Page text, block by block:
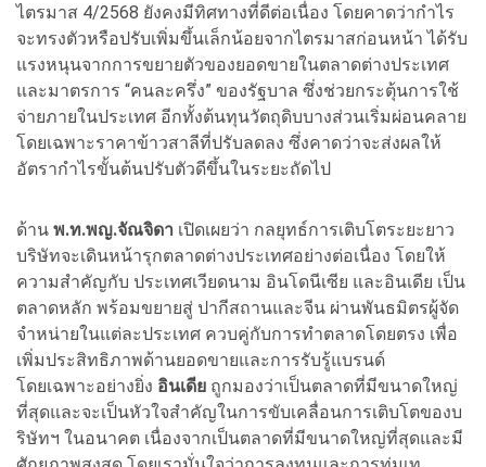
ไตรมาส 4/2568 ยังคงมีทิศทางที่ดีต่อเนื่อง โดยคาดว่ากำไร
จะทรงตัวหรือปรับเพิ่มขึ้นเล็กน้อยจากไตรมาสก่อนหน้า ได้รับ
แรงหนุนจากการขยายตัวของยอดขายในตลาดต่างประเทศ
และมาตรการ “คนละครึ่ง” ของรัฐบาล ซึ่งช่วยกระตุ้นการใช้
จ่ายภายในประเทศ อีกทั้งต้นทุนวัตถุดิบบางส่วนเริ่มผ่อนคลาย
โดยเฉพาะราคาข้าวสาลีที่ปรับลดลง ซึ่งคาดว่าจะส่งผลให้
อัตรากำไรขั้นต้นปรับตัวดีขึ้นในระยะถัดไป
ด้าน พ.ท.พญ.จัณจิดา เปิดเผยว่า กลยุทธ์การเติบโตระยะยาว
บริษัทจะเดินหน้ารุกตลาดต่างประเทศอย่างต่อเนื่อง โดยให้
ความสำคัญกับ ประเทศเวียดนาม อินโดนีเซีย และอินเดีย เป็น
ตลาดหลัก พร้อมขยายสู่ ปากีสถานและจีน ผ่านพันธมิตรผู้จัด
จำหน่ายในแต่ละประเทศ ควบคู่กับการทำตลาดโดยตรง เพื่อ
เพิ่มประสิทธิภาพด้านยอดขายและการรับรู้แบรนด์
โดยเฉพาะอย่างยิ่ง อินเดีย ถูกมองว่าเป็นตลาดที่มีขนาดใหญ่
ที่สุดและจะเป็นหัวใจสำคัญในการขับเคลื่อนการเติบโตของบ
ริษัทฯ ในอนาคต เนื่องจากเป็นตลาดที่มีขนาดใหญ่ที่สุดและมี